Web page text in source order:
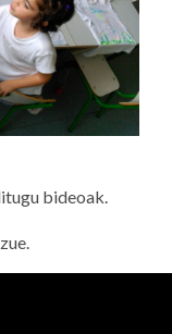
bideoak.